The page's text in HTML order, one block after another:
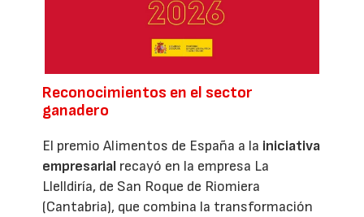
Reconocimientos en el sector
ganadero
El premio Alimentos de España a la iniciativa
empresarial recayó en la empresa La
Llelldiría, de San Roque de Riomiera
(Cantabria), que combina la transformación